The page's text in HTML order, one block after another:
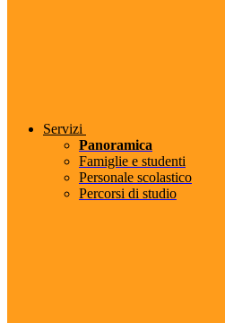
Servizi
Panoramica
Famiglie e studenti
Personale scolastico
Percorsi di studio